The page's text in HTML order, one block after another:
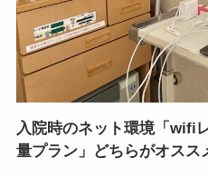
入院時のネット環境「wifi
量プラン」どちらがオスス